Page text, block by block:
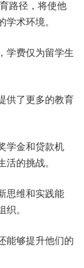
路径，将使他
术环境。
学费仅为留学生
供了更多的教育
学金和贷款机
的挑战。
思维和实践能
织。
能够提升他们的